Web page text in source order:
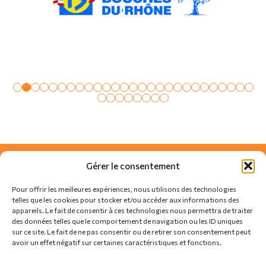
Gérer le consentement
Pour offrir les meilleures expériences, nous utilisons des technologies
telles que les cookies pour stocker et/ou accéder aux informations des
appareils. Le fait de consentir à ces technologies nous permettra de traiter
des données telles que le comportement de navigation ou les ID uniques
sur ce site. Le fait de ne pas consentir ou de retirer son consentement peut
avoir un effet négatif sur certaines caractéristiques et fonctions.